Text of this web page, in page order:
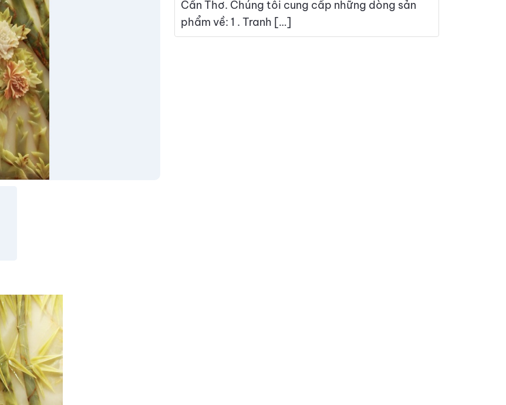
Cần Thơ. Chúng tôi cung cấp những dòng sản
phẩm về: 1 . Tranh […]